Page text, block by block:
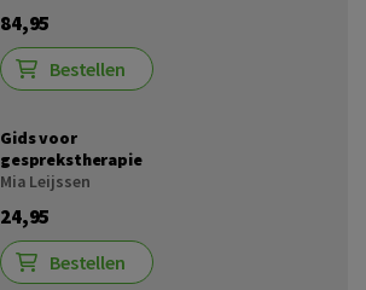
84,95
Bestellen
Gids voor
gesprekstherapie
Mia Leijssen
24,95
Bestellen